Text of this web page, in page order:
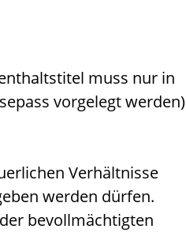
muss nur in
vorgelegt werden)
Verhältnisse
werden dürfen.
bevollmächtigten